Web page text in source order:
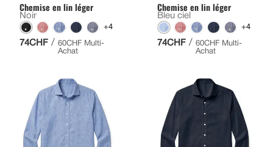
Chemise en lin léger
Noir
+4
74CHF / 60CHF Multi-
Achat
Chemise en lin léger
Bleu ciel
+4
74CHF / 60CHF Multi-
Achat